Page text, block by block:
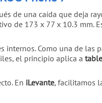
de una caída que deja
de 173 x 77 x 10.3 mm.
Como una de las
el principio aplica a
En iLevante, facilitamos